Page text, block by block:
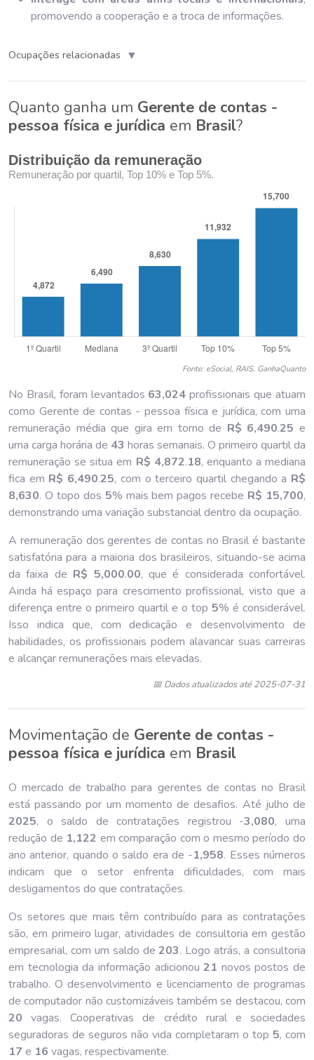
promovendo a cooperação e a troca de informações.
Ocupações relacionadas ▼
Quanto ganha um Gerente de contas -
pessoa física e jurídica em Brasil?
Distribuição da remuneração
Remuneração por quartil, Top 10% e Top 5%.
Fonte: eSocial, RAIS, GanhaQuanto
No Brasil, foram levantados 63,024 profissionais que atuam
como Gerente de contas - pessoa física e jurídica, com uma
remuneração média que gira em torno de R$ 6,490.25 e
uma carga horária de 43 horas semanais. O primeiro quartil da
remuneração se situa em R$ 4,872.18, enquanto a mediana
fica em R$ 6,490.25, com o terceiro quartil chegando a R$
8,630. O topo dos 5% mais bem pagos recebe R$ 15,700,
demonstrando uma variação substancial dentro da ocupação.
A remuneração dos gerentes de contas no Brasil é bastante
satisfatória para a maioria dos brasileiros, situando-se acima
da faixa de R$ 5,000.00, que é considerada confortável.
Ainda há espaço para crescimento profissional, visto que a
diferença entre o primeiro quartil e o top 5% é considerável.
Isso indica que, com dedicação e desenvolvimento de
habilidades, os profissionais podem alavancar suas carreiras
e alcançar remunerações mais elevadas.
📅 Dados atualizados até 2025-07-31
Movimentação de Gerente de contas -
pessoa física e jurídica em Brasil
O mercado de trabalho para gerentes de contas no Brasil
está passando por um momento de desafios. Até julho de
2025, o saldo de contratações registrou -3,080, uma
redução de 1,122 em comparação com o mesmo período do
ano anterior, quando o saldo era de -1,958. Esses números
indicam que o setor enfrenta dificuldades, com mais
desligamentos do que contratações.
Os setores que mais têm contribuído para as contratações
são, em primeiro lugar, atividades de consultoria em gestão
empresarial, com um saldo de203. Logo atrás, a consultoria
em tecnologia da informação adicionou21 novos postos de
trabalho. O desenvolvimento e licenciamento de programas
de computador não customizáveis também se destacou, com
20 vagas. Cooperativas de crédito rural e sociedades
seguradoras de seguros não vida completaram o top 5, com
17 e 16 vagas, respectivamente.